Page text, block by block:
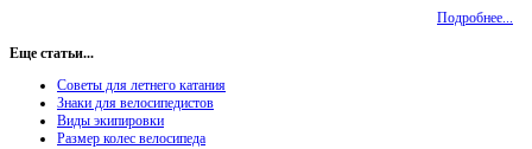
Подробнее...
Еще статьи...
Советы для летнего катания
Знаки для велосипедистов
Виды экипировки
Размер колес велосипеда